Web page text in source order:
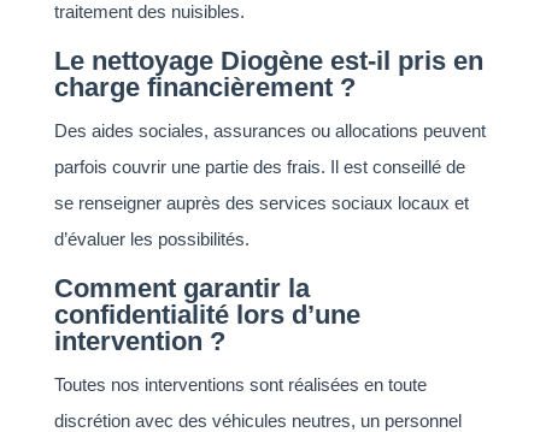
traitement des nuisibles.
Le nettoyage Diogène est-il pris en
charge financièrement ?
Des aides sociales, assurances ou allocations peuvent
parfois couvrir une partie des frais. Il est conseillé de
se renseigner auprès des services sociaux locaux et
d’évaluer les possibilités.
Comment garantir la
confidentialité lors d’une
intervention ?
Toutes nos interventions sont réalisées en toute
discrétion avec des véhicules neutres, un personnel